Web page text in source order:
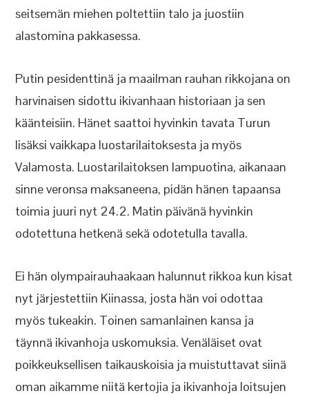
seitsemän miehen poltettiin talo ja juostiin
alastomina pakkasessa.
Putin pesidenttinä ja maailman rauhan rikkojana on
harvinaisen sidottu ikivanhaan historiaan ja sen
käänteisiin. Hänet saattoi hyvinkin tavata Turun
lisäksi vaikkapa luostarilaitoksesta ja myös
Valamosta. Luostarilaitoksen lampuotina, aikanaan
sinne veronsa maksaneena, pidän hänen tapaansa
toimia juuri nyt 24.2. Matin päivänä hyvinkin
odotettuna hetkenä sekä odotetulla tavalla.
Ei hän olympairauhaakaan halunnut rikkoa kun kisat
nyt järjestettiin Kiinassa, josta hän voi odottaa
myös tukeakin. Toinen samanlainen kansa ja
täynnä ikivanhoja uskomuksia. Venäläiset ovat
poikkeuksellisen taikauskoisia ja muistuttavat siinä
oman aikamme niitä kertojia ja ikivanhoja loitsujen